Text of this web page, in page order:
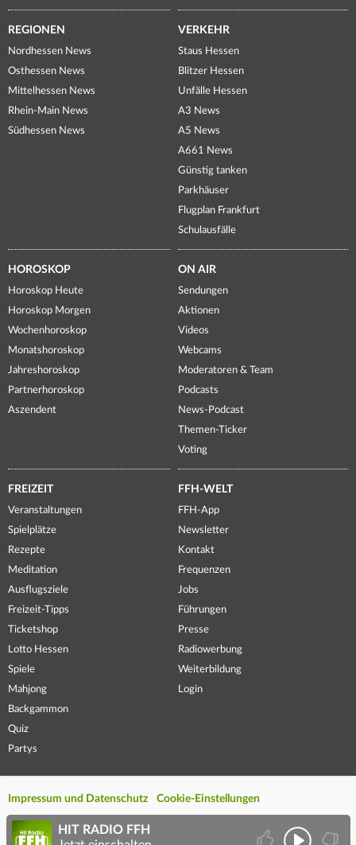
REGIONEN
Nordhessen News
Osthessen News
Mittelhessen News
Rhein-Main News
Südhessen News
VERKEHR
Staus Hessen
Blitzer Hessen
Unfälle Hessen
A3 News
A5 News
A661 News
Günstig tanken
Parkhäuser
Flugplan Frankfurt
Schulausfälle
HOROSKOP
Horoskop Heute
Horoskop Morgen
Wochenhoroskop
Monatshoroskop
Jahreshoroskop
Partnerhoroskop
Aszendent
ON AIR
Sendungen
Aktionen
Videos
Webcams
Moderatoren & Team
Podcasts
News-Podcast
Themen-Ticker
Voting
FREIZEIT
Veranstaltungen
Spielplätze
Rezepte
Meditation
Ausflugsziele
Freizeit-Tipps
Ticketshop
Lotto Hessen
Spiele
Mahjong
Backgammon
Quiz
Partys
FFH-WELT
FFH-App
Newsletter
Kontakt
Frequenzen
Jobs
Führungen
Presse
Radiowerbung
Weiterbildung
Login
Impressum und Datenschutz Cookie-Einstellungen
HIT RADIO FFH